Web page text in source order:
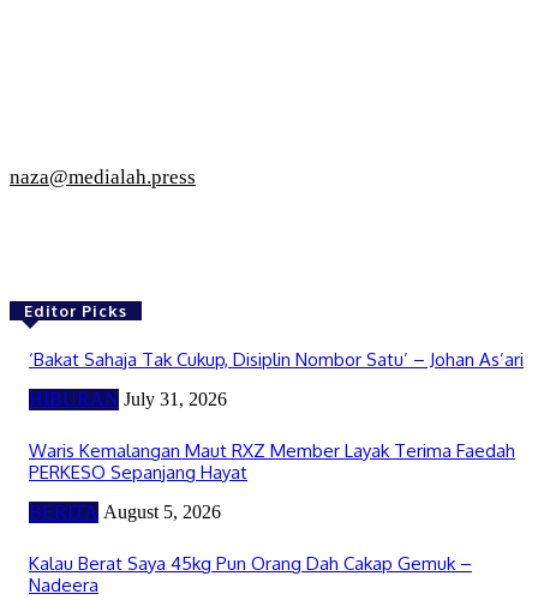
naza@medialah.press
Editor Picks
‘Bakat Sahaja Tak Cukup, Disiplin Nombor Satu’ – Johan As’ari
HIBURAN July 31, 2026
Waris Kemalangan Maut RXZ Member Layak Terima Faedah
PERKESO Sepanjang Hayat
BERITA August 5, 2026
Kalau Berat Saya 45kg Pun Orang Dah Cakap Gemuk –
Nadeera